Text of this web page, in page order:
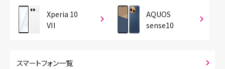
Xperia 10
VII
AQUOS
sense10
スマートフォン一覧